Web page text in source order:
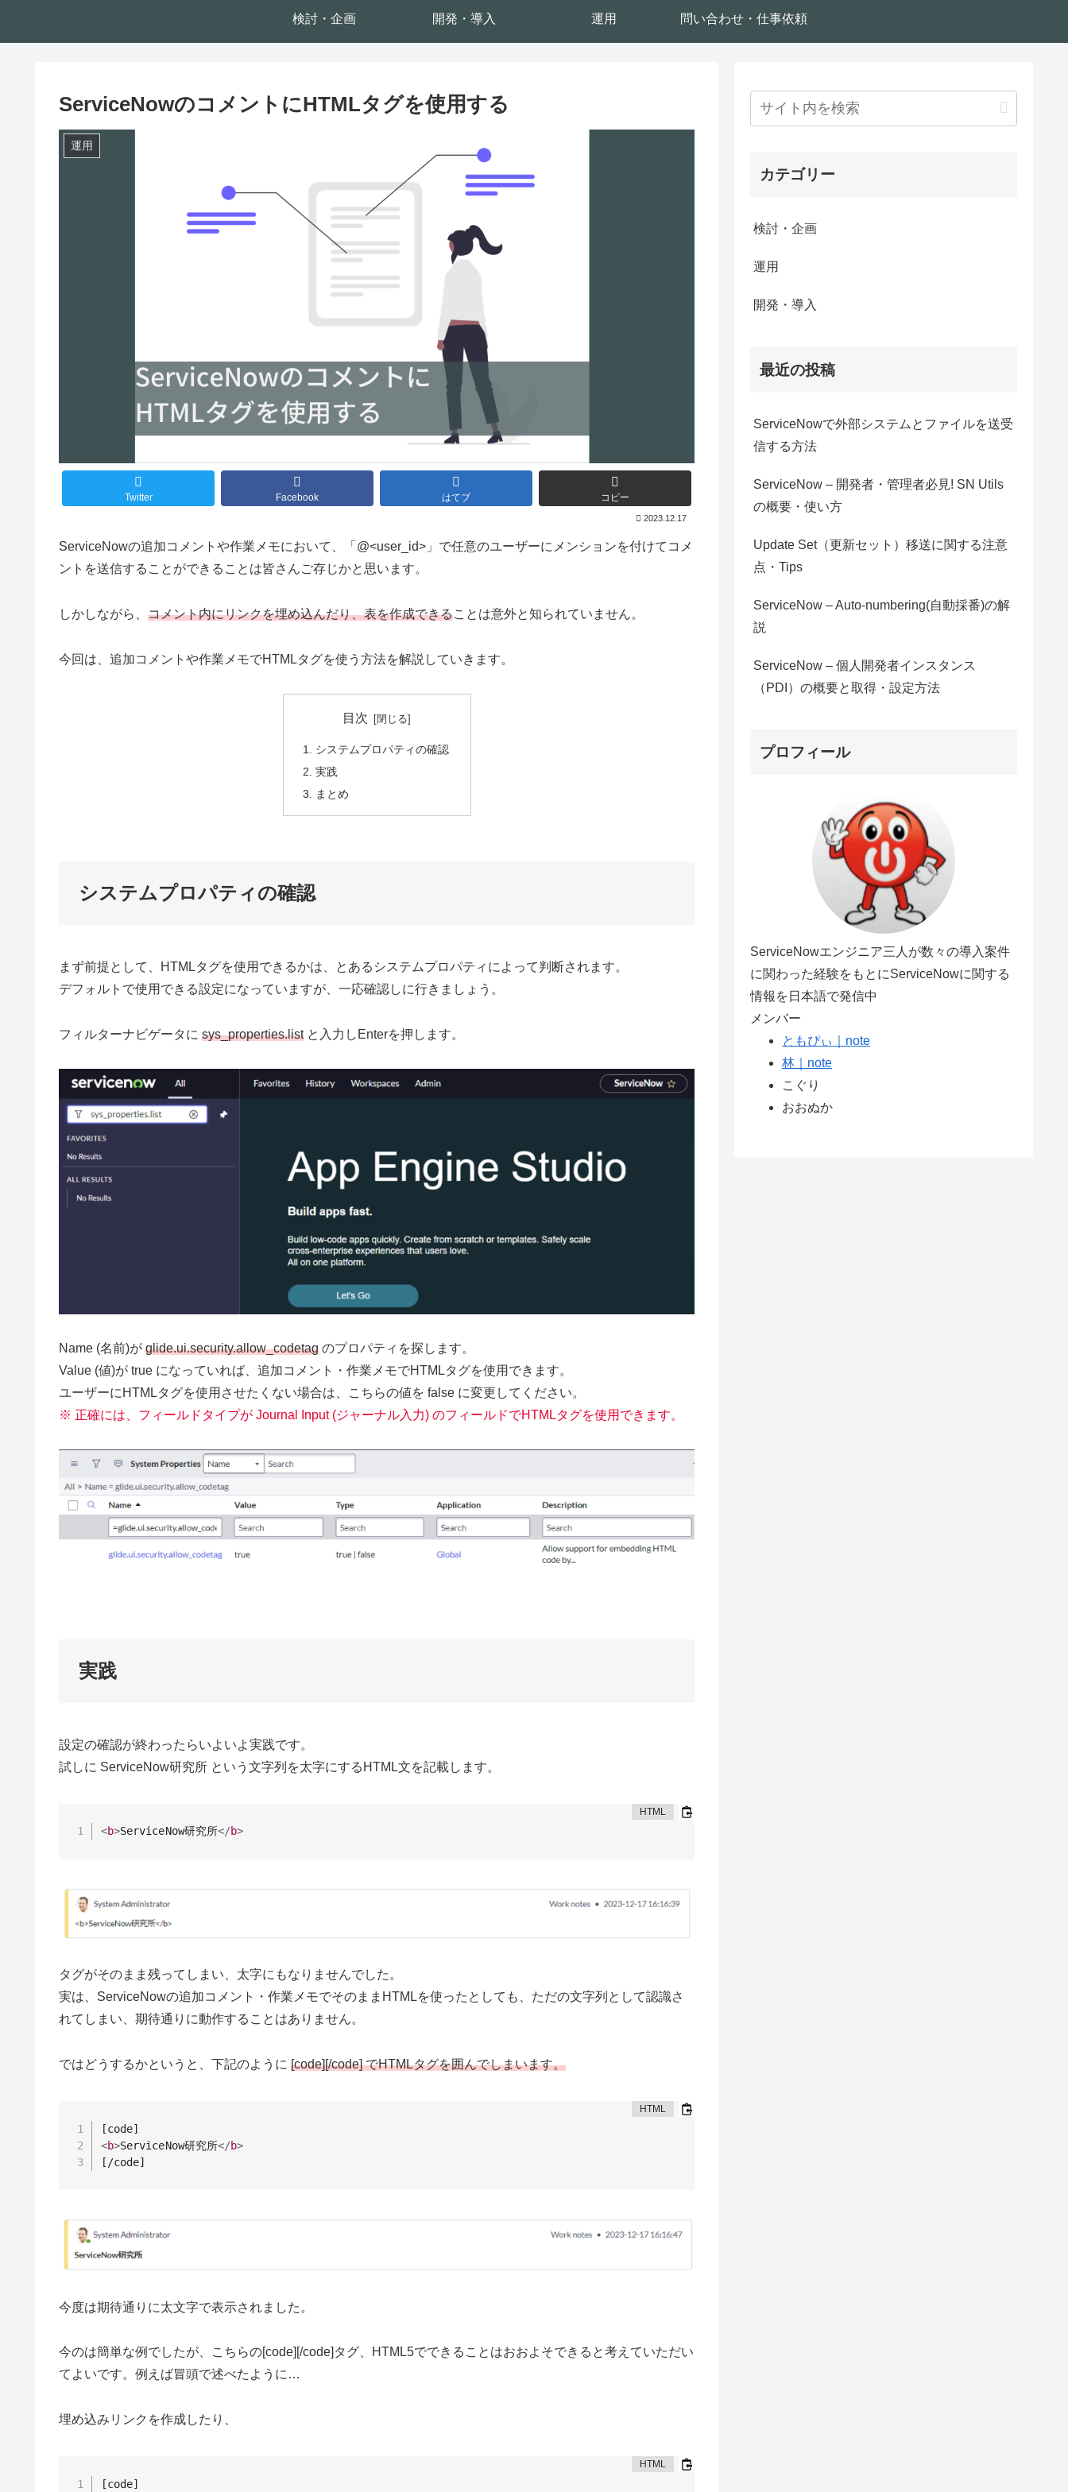
検討・企画 開発・導入 運用 問い合わせ・仕事依頼
ServiceNowのコメントにHTMLタグを使用する
運用
Twitter Facebook はてブ コピー
2023.12.17
ServiceNowの追加コメントや作業メモにおいて、「@<user_id>」で任意のユーザーにメンションを付けてコメ
ントを送信することができることは皆さんご存じかと思います。
しかしながら、 コメント内にリンクを埋め込んだり、表を作成できることは意外と知られていません。
今回は、追加コメントや作業メモでHTMLタグを使う方法を解説していきます。
目次
システムプロパティの確認
実践
まとめ
システムプロパティの確認
まず前提として、HTMLタグを使用できるかは、とあるシステムプロパティによって判断されます。
デフォルトで使用できる設定になっていますが、一応確認しに行きましょう。
フィルターナビゲータに sys_properties.listと入力しEnterを押します。
Name (名前)が glide.ui.security.allow_codetag のプロパティを探します。
Value (値)が true になっていれば、追加コメント・作業メモでHTMLタグを使用できます。
ユーザーにHTMLタグを使用させたくない場合は、こちらの値を false に変更してください。
※ 正確には、フィールドタイプが Journal Input (ジャーナル入力) のフィールドでHTMLタグを使用できます。
実践
設定の確認が終わったらいよいよ実践です。
試しに ServiceNow研究所 という文字列を太字にするHTML文を記載します。
<b>ServiceNow研究所</b>
タグがそのまま残ってしまい、太字にもなりませんでした。
実は、ServiceNowの追加コメント・作業メモでそのままHTMLを使ったとしても、ただの文字列として認識さ
れてしまい、期待通りに動作することはありません。
ではどうするかというと、下記のように [code][/code] でHTMLタグを囲んでしまいます。
<b>ServiceNow研究所</b>
[/code]
今度は期待通りに太文字で表示されました。
今のは簡単な例でしたが、こちらの[code][/code]タグ、HTML5でできることはおおよそできると考えていただい
てよいです。例えば冒頭で述べたように…
埋め込みリンクを作成したり、
カテゴリー
検討・企画
運用
開発・導入
最近の投稿
ServiceNowで外部システムとファイルを送受
信する方法
ServiceNow – 開発者・管理者必見! SN Utils
の概要・使い方
Update Set（更新セット）移送に関する注意
点・Tips
ServiceNow – Auto-numbering(自動採番)の解
説
ServiceNow – 個人開発者インスタンス
（PDI）の概要と取得・設定方法
プロフィール
ServiceNowエンジニア三人が数々の導入案件
に関わった経験をもとにServiceNowに関する
情報を日本語で発信中
メンバー
ともぴぃ｜note
林｜note
こぐり
おおぬか